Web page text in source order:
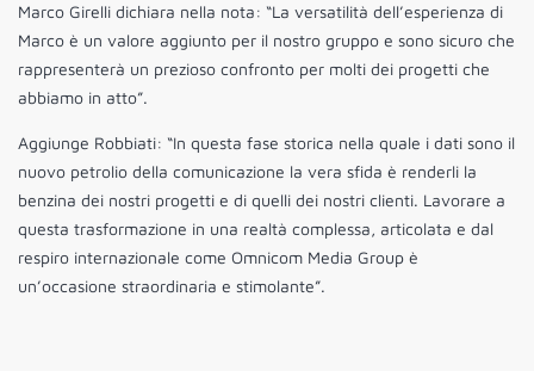
Marco Girelli dichiara nella nota: “La versatilità dell’esperienza di
Marco è un valore aggiunto per il nostro gruppo e sono sicuro che
rappresenterà un prezioso confronto per molti dei progetti che
abbiamo in atto”.
Aggiunge Robbiati: “In questa fase storica nella quale i dati sono il
nuovo petrolio della comunicazione la vera sfida è renderli la
benzina dei nostri progetti e di quelli dei nostri clienti. Lavorare a
questa trasformazione in una realtà complessa, articolata e dal
respiro internazionale come Omnicom Media Group è
un’occasione straordinaria e stimolante”.